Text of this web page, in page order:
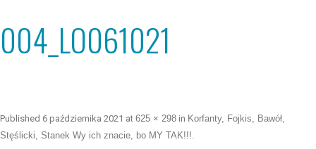
004_LO061021
Published 6 października 2021 at 625 × 298 in Korfanty, Fojkis, Bawół,
Stęślicki, Stanek Wy ich znacie, bo MY TAK!!!.